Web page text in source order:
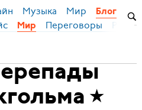
Музыка Мир Блог
Мир Переговоры